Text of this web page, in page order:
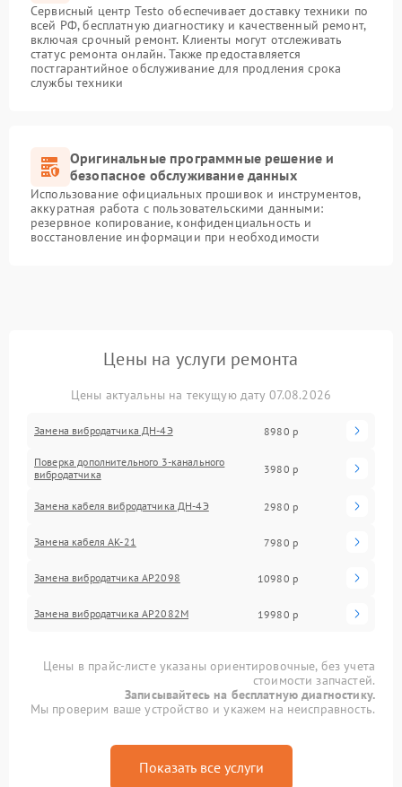
Сервисный центр Testo обеспечивает доставку техники по
всей РФ, бесплатную диагностику и качественный ремонт,
включая срочный ремонт. Клиенты могут отслеживать
статус ремонта онлайн. Также предоставляется
постгарантийное обслуживание для продления срока
службы техники
Оригинальные программные решение и
безопасное обслуживание данных
Использование официальных прошивок и инструментов,
аккуратная работа с пользовательскими данными:
резервное копирование, конфиденциальность и
восстановление информации при необходимости
Цены на услуги ремонта
Цены актуальны на текущую дату 07.08.2026
Замена вибродатчика ДН-4Э 8980 р
Поверка дополнительного 3-канального
вибродатчика
3980 р
Замена кабеля вибродатчика ДН-4Э 2980 р
Замена кабеля АК-21 7980 р
Замена вибродатчика АР2098 10980 р
Замена вибродатчика АР2082М 19980 р
Цены в прайс-листе указаны ориентировочные, без учета
стоимости запчастей.
Записывайтесь на бесплатную диагностику.
Мы проверим ваше устройство и укажем на неисправность.
Показать все услуги